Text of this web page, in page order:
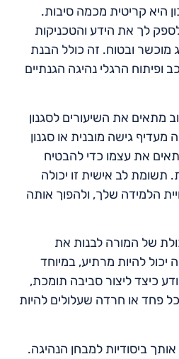
היא קריטית מכמה סיבות.
לך את הידע והטכניקות
מוכשר ובטוח. זה כולל הבנת
ופיתוח הרגלי נהיגה הגנתיים
מתאים את השיעורים לסגנון
גישה מובנית או סגנון
את עצמו כדי להבטיח
תשומת לב אישית זו יכולה
הלמידה שלך, ולהפוך אותה
של המורה לבנות את
יכול להיות מרתיע, במיוחד
כיצד ליצור סביבה תומכת,
פחד או חרדה שעלולים להיות
ביסודיות למבחן הנהיגה.